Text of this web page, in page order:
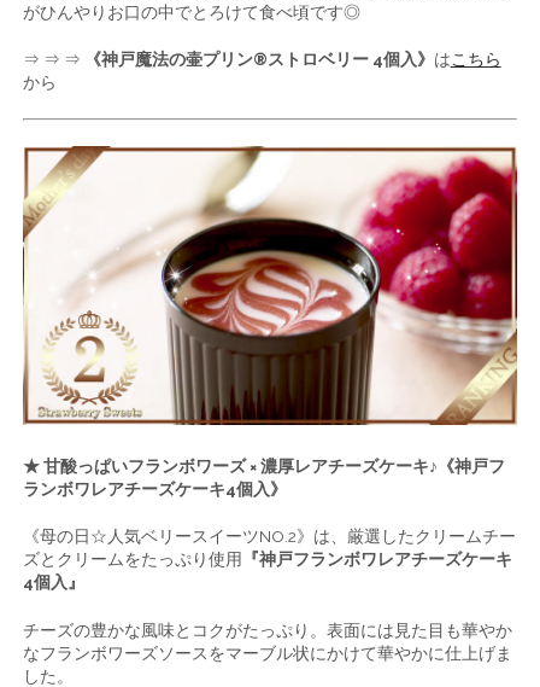
がひんやりお口の中でとろけて食べ頃です◎
⇒ ⇒ ⇒ 《神戸魔法の壷プリン®ストロベリー 4個入》 はこちら
から
★ 甘酸っぱいフランボワーズ × 濃厚レアチーズケーキ♪《神戸フ
ランボワレアチーズケーキ4個入》
《母の日☆人気ベリースイーツNO.2》は、厳選したクリームチー
ズとクリームをたっぷり使用
『神戸フランボワレアチーズケーキ
4個入』
チーズの豊かな風味とコクがたっぷり。表面には見た目も華やか
なフランボワーズソースをマーブル状にかけて華やかに仕上げま
した。